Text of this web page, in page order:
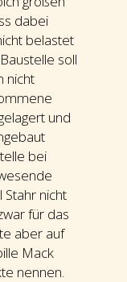
dabei
belastet
soll
nicht
und
bei
nicht
für das
aber auf
Mack
nennen.